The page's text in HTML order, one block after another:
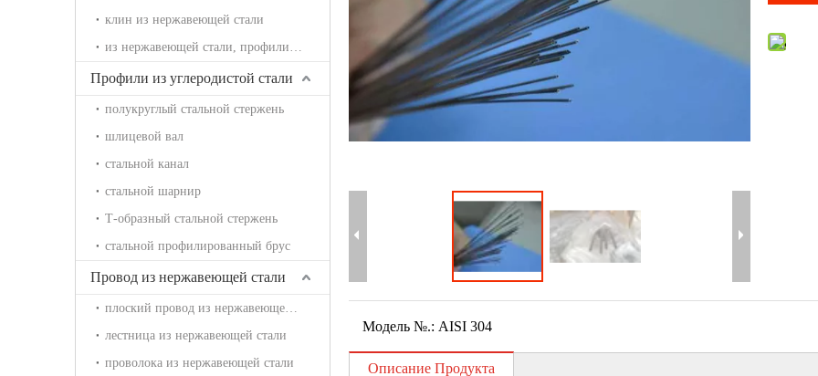
клин из нержавеющей стали
из нержавеющей стали, профилированный брус
Профили из углеродистой стали
полукруглый стальной стержень
шлицевой вал
стальной канал
стальной шарнир
Т-образный стальной стержень
стальной профилированный брус
Провод из нержавеющей стали
плоский провод из нержавеющей стали
лестница из нержавеющей стали
проволока из нержавеющей стали
Модель №.: AISI 304
Описание Продукта